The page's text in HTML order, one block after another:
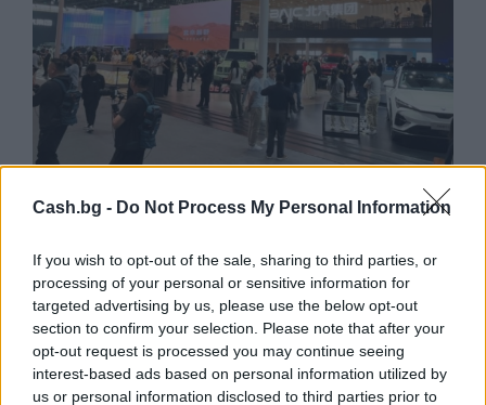
Cash.bg - Do Not Process My Personal Information
If you wish to opt-out of the sale, sharing to third parties, or
processing of your personal or sensitive information for
targeted advertising by us, please use the below opt-out
section to confirm your selection. Please note that after your
opt-out request is processed you may continue seeing
interest-based ads based on personal information utilized by
us or personal information disclosed to third parties prior to
Износът на електромобили от Китай
06.08.2026 / 16:30